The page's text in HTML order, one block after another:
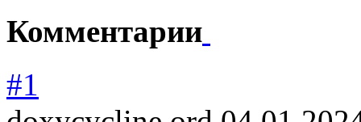
Комментарии
#1